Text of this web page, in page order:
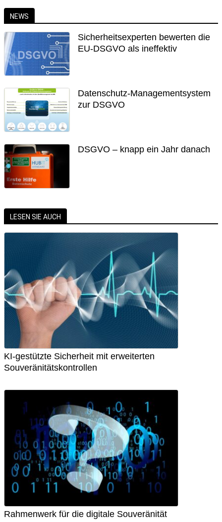
NEWS
Sicherheitsexperten bewerten die
EU-DSGVO als ineffektiv
Datenschutz-Managementsystem
zur DSGVO
DSGVO – knapp ein Jahr danach
LESEN SIE AUCH
KI-gestützte Sicherheit mit erweiterten
Souveränitätskontrollen
Rahmenwerk für die digitale Souveränität